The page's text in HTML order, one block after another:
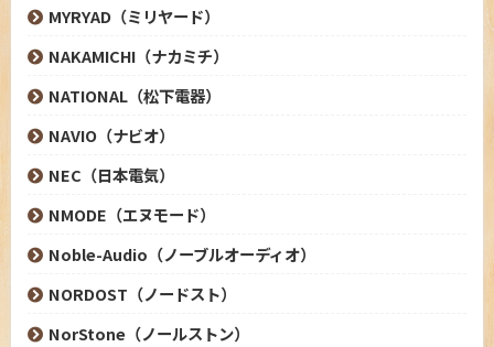
MYRYAD（ミリヤード）
NAKAMICHI（ナカミチ）
NATIONAL（松下電器）
NAVIO（ナビオ）
NEC（日本電気）
NMODE（エヌモード）
Noble-Audio（ノーブルオーディオ）
NORDOST（ノードスト）
NorStone（ノールストン）